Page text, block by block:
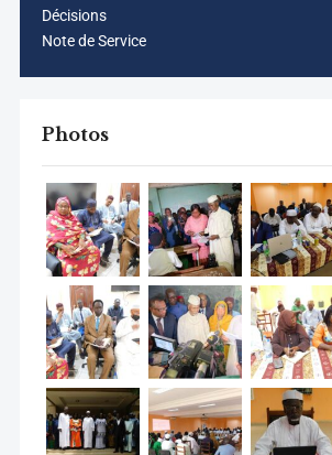
Décisions
Note de Service
Photos